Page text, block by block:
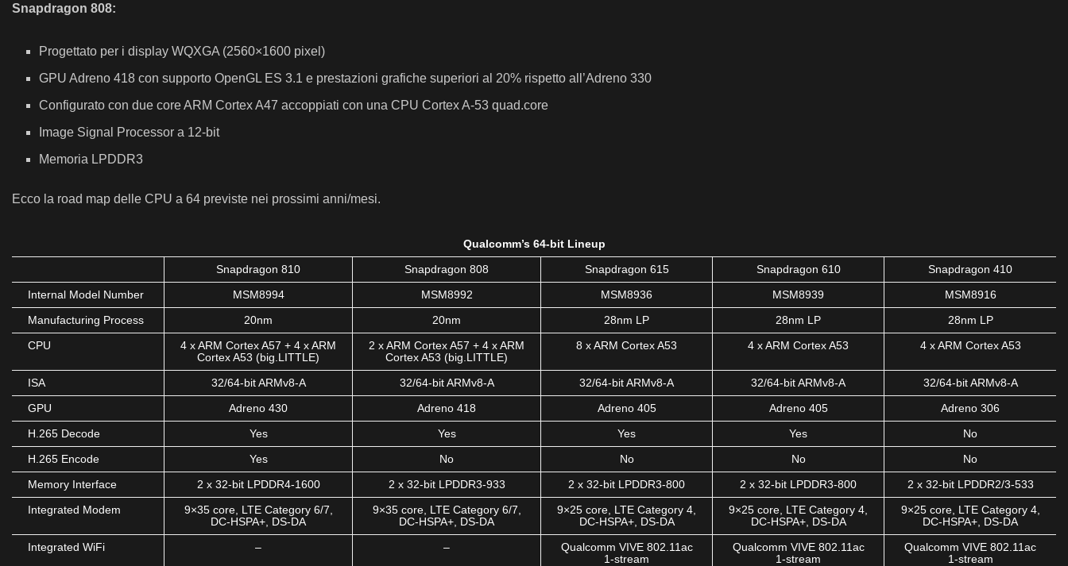
Snapdragon 808:
Progettato per i display WQXGA (2560×1600 pixel)
GPU Adreno 418 con supporto OpenGL ES 3.1 e prestazioni grafiche superiori al 20% rispetto all’Adreno 330
Configurato con due core ARM Cortex A47 accoppiati con una CPU Cortex A-53 quad.core
Image Signal Processor a 12-bit
Memoria LPDDR3
Ecco la road map delle CPU a 64 previste nei prossimi anni/mesi.
Qualcomm’s 64-bit Lineup
Snapdragon 810 Snapdragon 808 Snapdragon 615 Snapdragon 610 Snapdragon 410
Internal Model Number MSM8994 MSM8992 MSM8936 MSM8939 MSM8916
Manufacturing Process 20nm 20nm 28nm LP 28nm LP 28nm LP
CPU
4 x ARM Cortex A57 + 4 x ARM
Cortex A53 (big.LITTLE)
2 x ARM Cortex A57 + 4 x ARM
Cortex A53 (big.LITTLE)
8 x ARM Cortex A53 4 x ARM Cortex A53 4 x ARM Cortex A53
ISA 32/64-bit ARMv8-A 32/64-bit ARMv8-A 32/64-bit ARMv8-A 32/64-bit ARMv8-A 32/64-bit ARMv8-A
GPU Adreno 430 Adreno 418 Adreno 405 Adreno 405 Adreno 306
H.265 Decode Yes Yes Yes Yes No
H.265 Encode Yes No No No No
Memory Interface 2 x 32-bit LPDDR4-1600 2 x 32-bit LPDDR3-933 2 x 32-bit LPDDR3-800 2 x 32-bit LPDDR3-800 2 x 32-bit LPDDR2/3-533
Integrated Modem
9×35 core, LTE Category 6/7,
DC-HSPA+, DS-DA
9×35 core, LTE Category 6/7,
DC-HSPA+, DS-DA
9×25 core, LTE Category 4,
DC-HSPA+, DS-DA
9×25 core, LTE Category 4,
DC-HSPA+, DS-DA
9×25 core, LTE Category 4,
DC-HSPA+, DS-DA
Integrated WiFi – –
Qualcomm VIVE 802.11ac
1-stream
Qualcomm VIVE 802.11ac
1-stream
Qualcomm VIVE 802.11ac
1-stream